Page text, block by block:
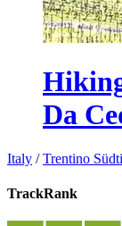
Da
Italy /Trentino
TrackRank